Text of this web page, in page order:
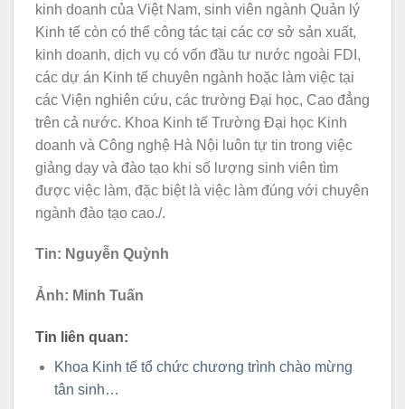
kinh doanh của Việt Nam, sinh viên ngành Quản lý
Kinh tế còn có thể công tác tại các cơ sở sản xuất,
kinh doanh, dịch vụ có vốn đầu tư nước ngoài FDI,
các dự án Kinh tế chuyên ngành hoặc làm việc tại
các Viện nghiên cứu, các trường Đại học, Cao đẳng
trên cả nước. Khoa Kinh tế Trường Đại học Kinh
doanh và Công nghệ Hà Nội luôn tự tin trong việc
giảng dạy và đào tạo khi số lượng sinh viên tìm
được việc làm, đặc biệt là việc làm đúng với chuyên
ngành đào tạo cao./.
Tin: Nguyễn Quỳnh
Ảnh: Minh Tuấn
Tin liên quan:
Khoa Kinh tế tổ chức chương trình chào mừng
tân sinh…